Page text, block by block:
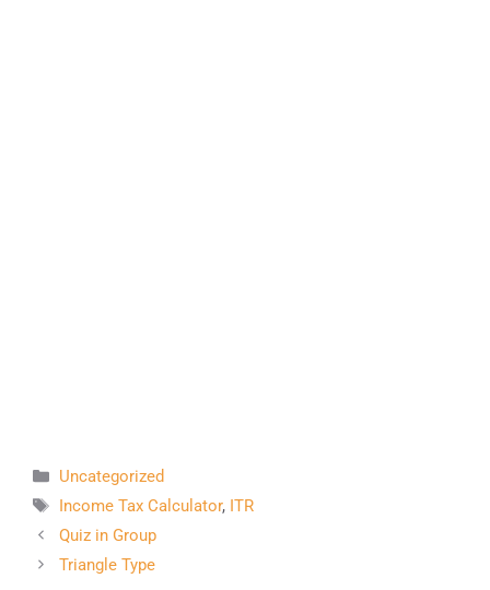
Uncategorized
Income Tax Calculator, ITR
Quiz in Group
Triangle Type